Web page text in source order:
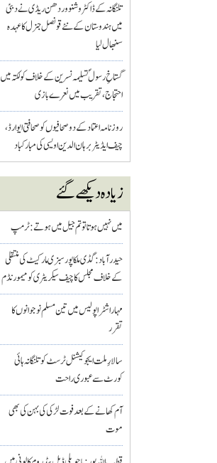
تلنگانہ کے ڈاکٹر وشنو وردھن ریڈی نے دبئی
میں ہندوستان کے نئے قونصل جنرل کا عہدہ
سنبھال لیا
گستاخِ رسولؐ تسلیمہ نسرین کے خلاف کولکتہ میں
احتجاج، تقریب میں نعرے بازی
روزنامہ اعتماد کے دو صحافیوں کو صحافتی ایوارڈ،
چیف ایڈیٹر برہان الدین اویسی کی مبارکباد
زیادہ دیکھے گئے
میں نہیں ہوتا تو تم جیل میں ہوتے : ٹرمپ
حیدرآباد: گڈی ملکاپور سبزی مارکیٹ کی منتقلی
کے خلاف مجلس کا چیف سیکریٹری کو میمورنڈم
مہاراشٹرا پولیس میں تین مسلم نو جوانوں کا
تقرر
سالارِ ملت ایجوکیشنل ٹرسٹ کو تلنگانہ ہائی
کورٹ سے عبوری راحت
آم کھانے کے بعد فوت لڑکی کی بہن کی بھی
موت